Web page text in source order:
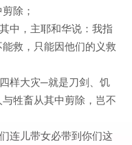
除；
中，主耶和华说：我指
救，只能因他们的义救
样大灾─就是刀剑、饥
牲畜从其中剪除，岂不
连儿带女必带到你们这